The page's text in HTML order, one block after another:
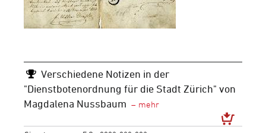
Verschiedene Notizen in der
"Dienstbotenordnung für die Stadt Zürich" von
Magdalena Nussbaum